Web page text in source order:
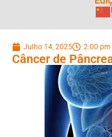
Julho 14, 2025 2:00 pm
Câncer de